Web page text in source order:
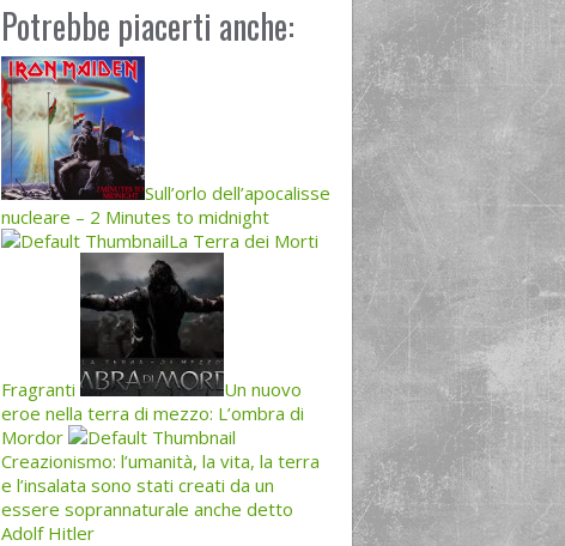
Potrebbe piacerti anche:
Sull’orlo dell’apocalisse
nucleare – 2 Minutes to midnight
La Terra dei Morti
Fragranti
Un nuovo
eroe nella terra di mezzo: L’ombra di
Mordor
Creazionismo: l’umanità, la vita, la terra
e l’insalata sono stati creati da un
essere soprannaturale anche detto
Adolf Hitler